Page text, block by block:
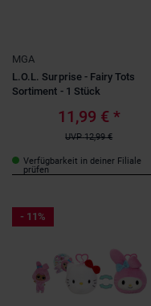
MGA
L.O.L. Surprise - Fairy Tots
Sortiment - 1 Stück
11,99 € *
UVP 12,99 €
Verfügbarkeit in deiner Filiale
prüfen
- 11%